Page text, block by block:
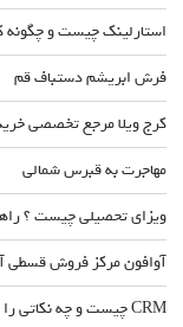
استارلینک چیست و چگونه
فرش ابریشم دستباف قم
کرج ویلا مرجع تخصصی
مهاجرت به قبرس شمالی
ویزای تحصیلی چیست ؟
آوافون مرکز فروش قسطی
CRM چیست و چه نکاتی را هنگام خرید CRM باید رعایت کرد؟